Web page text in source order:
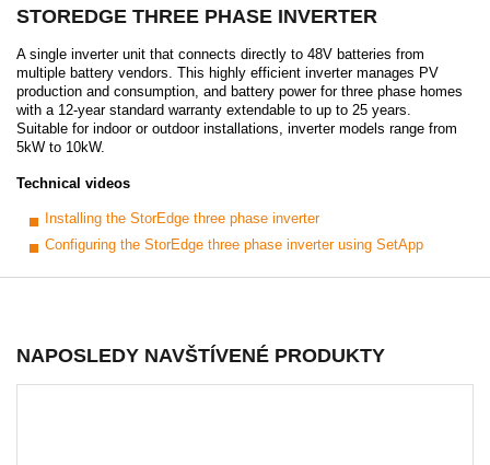
STOREDGE THREE PHASE INVERTER
A single inverter unit that connects directly to 48V batteries from
multiple battery vendors. This highly efficient inverter manages PV
production and consumption, and battery power for three phase homes
with a 12-year standard warranty extendable to up to 25 years.
Suitable for indoor or outdoor installations, inverter models range from
5kW to 10kW.
Technical videos
Installing the StorEdge three phase inverter
Configuring the StorEdge three phase inverter using SetApp
NAPOSLEDY NAVŠTÍVENÉ PRODUKTY